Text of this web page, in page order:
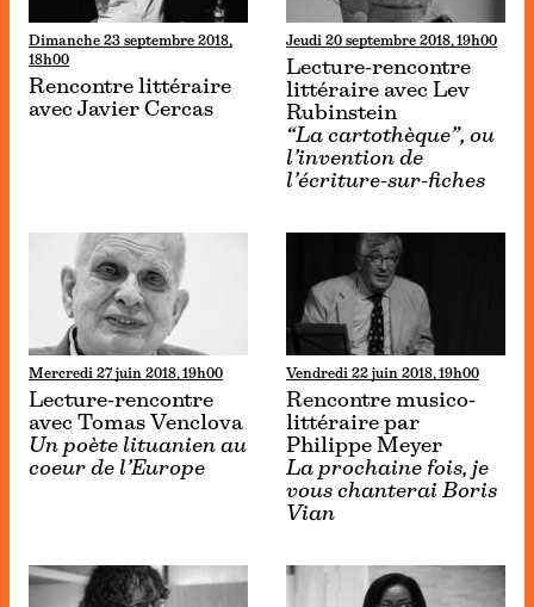
Dimanche 23 septembre 2018,
18h00
Rencontre littéraire
avec Javier Cercas
Jeudi 20 septembre 2018, 19h00
Lecture-rencontre
littéraire avec Lev
Rubinstein
“La cartothèque”, ou
l’invention de
l’écriture-sur-fiches
Mercredi 27 juin 2018, 19h00
Lecture-rencontre
avec Tomas Venclova
Un poète lituanien au
coeur de l’Europe
Vendredi 22 juin 2018, 19h00
Rencontre musico-
littéraire par
Philippe Meyer
La prochaine fois, je
vous chanterai Boris
Vian